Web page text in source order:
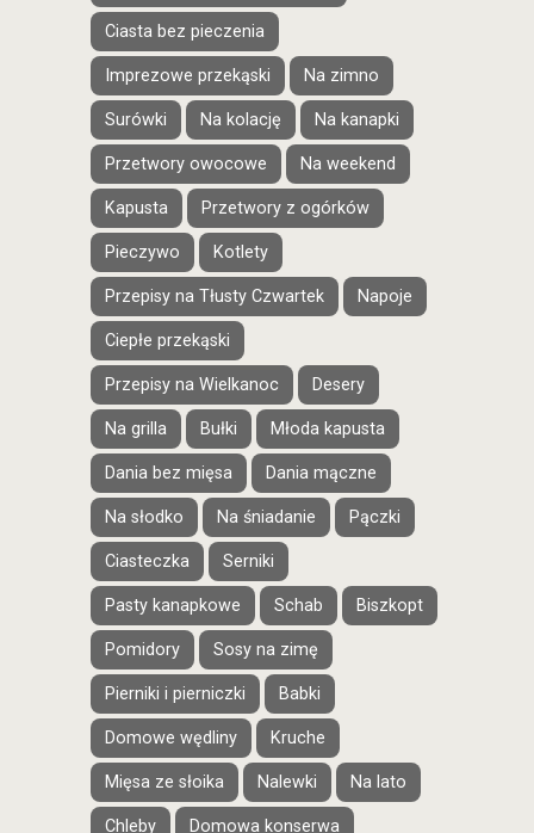
Ciasta bez pieczenia
Imprezowe przekąski Na zimno
Surówki Na kolację Na kanapki
Przetwory owocowe Na weekend
Kapusta Przetwory z ogórków
Pieczywo Kotlety
Przepisy na Tłusty Czwartek Napoje
Ciepłe przekąski
Przepisy na Wielkanoc Desery
Na grilla Bułki Młoda kapusta
Dania bez mięsa Dania mączne
Na słodko Na śniadanie Pączki
Ciasteczka Serniki
Pasty kanapkowe Schab Biszkopt
Pomidory Sosy na zimę
Pierniki i pierniczki Babki
Domowe wędliny Kruche
Mięsa ze słoika Nalewki Na lato
Chleby Domowa konserwa